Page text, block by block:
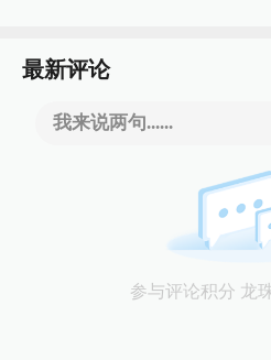
最新评论
我来说两句......
参与评论积分 龙